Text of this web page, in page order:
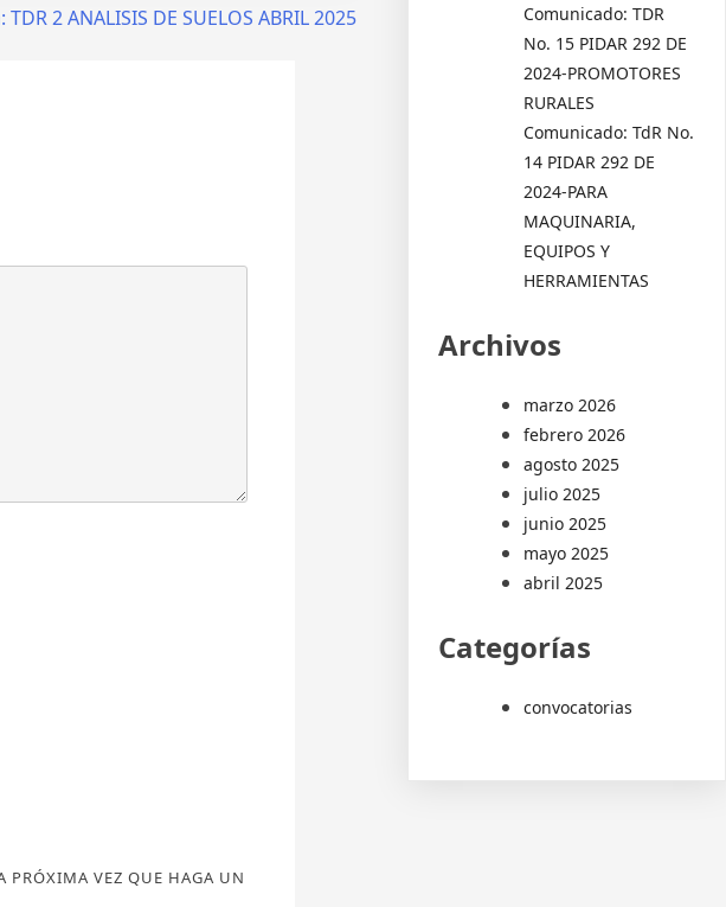
2 ANALISIS DE SUELOS ABRIL 2025
PRÓXIMA VEZ QUE HAGA UN
Comunicado: TDR
No. 15 PIDAR 292 DE
2024-PROMOTORES
RURALES
Comunicado: TdR No.
14 PIDAR 292 DE
2024-PARA
MAQUINARIA,
EQUIPOS Y
HERRAMIENTAS
Archivos
marzo 2026
febrero 2026
agosto 2025
julio 2025
junio 2025
mayo 2025
abril 2025
Categorías
convocatorias